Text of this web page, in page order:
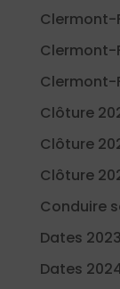
Clermont-
Clermont-
Clermont-
Clôture
Clôture
Clôture
Conduire
Dates 2023
Dates